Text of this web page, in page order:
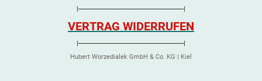
|------------------------------------------------------------|
VERTRAG WIDERRUFEN
|------------------------------------------------------------|
Hubert Worzedialek GmbH & Co. KG | Kiel